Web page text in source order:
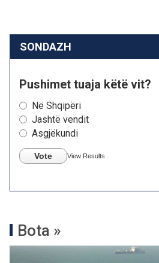
SONDAZH
Pushimet tuaja këtë vit?
Në Shqipëri
Jashtë vendit
Asgjëkundi
Vote View Results
Bota »